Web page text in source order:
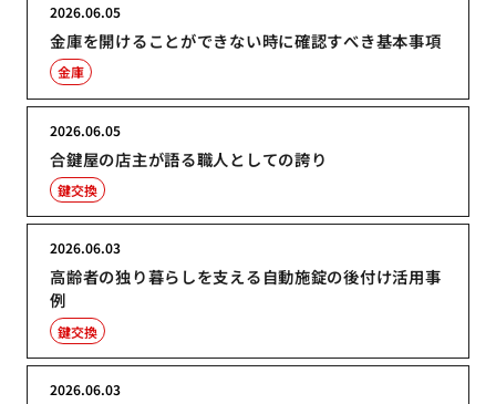
金庫を開けることができない時に確認すべき基本事項
2026.06.05
金庫
合鍵屋の店主が語る職人としての誇り
2026.06.05
鍵交換
高齢者の独り暮らしを支える自動施錠の後付け活用事
例
2026.06.03
鍵交換
2026.06.03